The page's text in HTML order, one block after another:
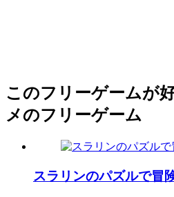
このフリーゲームが
メのフリーゲーム
スラリンのパズルで冒